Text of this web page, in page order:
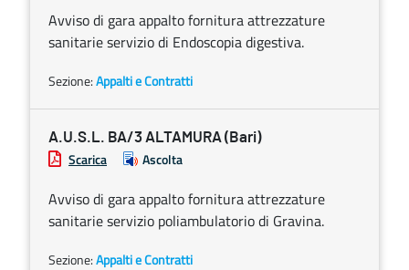
Avviso di gara appalto fornitura attrezzature
sanitarie servizio di Endoscopia digestiva.
Sezione:Appalti e Contratti
A.U.S.L. BA/3 ALTAMURA (Bari)
Scarica Ascolta
Avviso di gara appalto fornitura attrezzature
sanitarie servizio poliambulatorio di Gravina.
Sezione:Appalti e Contratti